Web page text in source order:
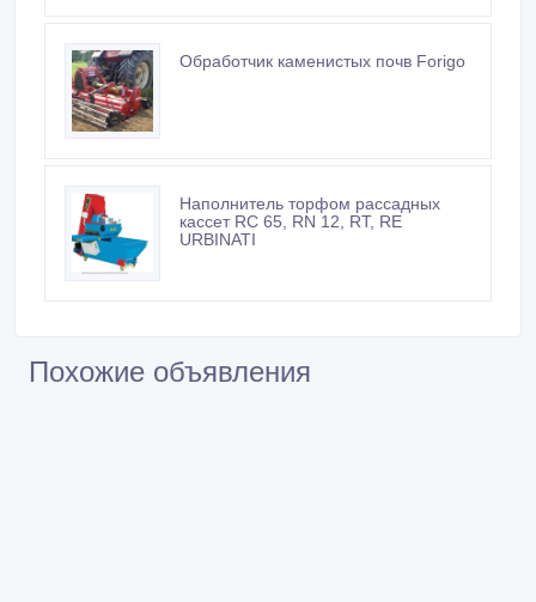
Обработчик каменистых почв Forigo
Наполнитель торфом рассадных
кассет RС 65, RN 12, RT, RE
URBINATI
Похожие объявления